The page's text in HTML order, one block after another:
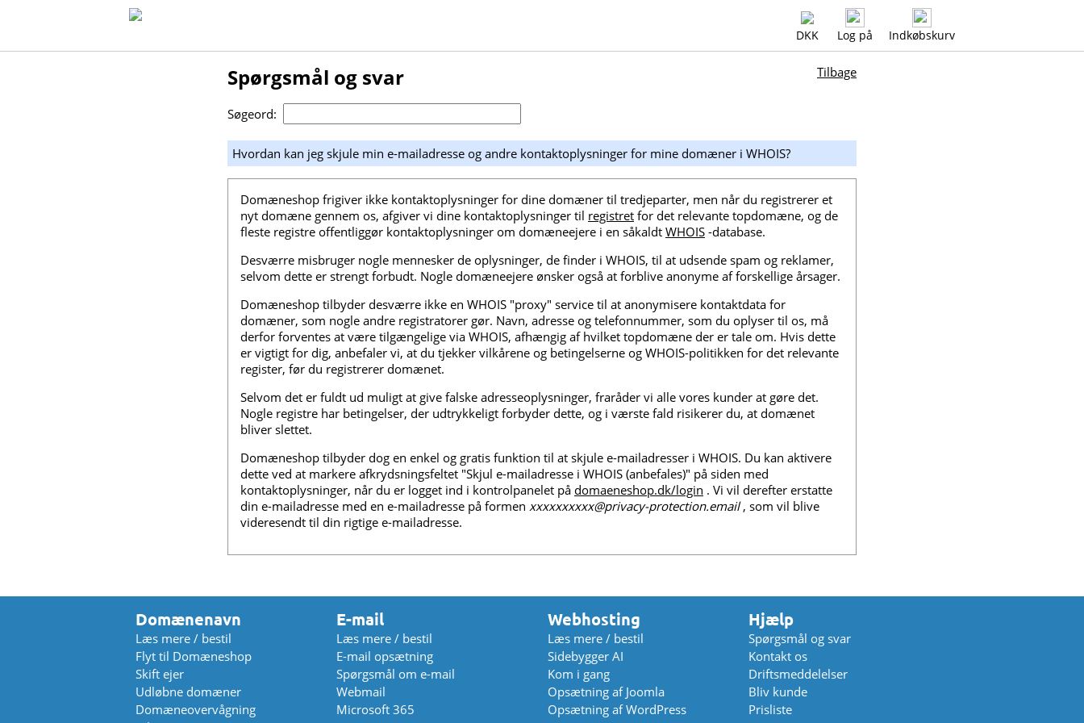
DKK Log på Indkøbskurv
Spørgsmål og svar Tilbage
Søgeord:
Hvordan kan jeg skjule min e-mailadresse og andre kontaktoplysninger for mine domæner i WHOIS?
Domæneshop frigiver ikke kontaktoplysninger for dine domæner til tredjeparter, men når du registrerer et
nyt domæne gennem os, afgiver vi dine kontaktoplysninger til registret for det relevante topdomæne, og de
fleste registre offentliggør kontaktoplysninger om domæneejere i en såkaldt WHOIS -database.
Desværre misbruger nogle mennesker de oplysninger, de finder i WHOIS, til at udsende spam og reklamer,
selvom dette er strengt forbudt. Nogle domæneejere ønsker også at forblive anonyme af forskellige årsager.
Domæneshop tilbyder desværre ikke en WHOIS "proxy" service til at anonymisere kontaktdata for
domæner, som nogle andre registratorer gør. Navn, adresse og telefonnummer, som du oplyser til os, må
derfor forventes at være tilgængelige via WHOIS, afhængig af hvilket topdomæne der er tale om. Hvis dette
er vigtigt for dig, anbefaler vi, at du tjekker vilkårene og betingelserne og WHOIS-politikken for det relevante
register, før du registrerer domænet.
Selvom det er fuldt ud muligt at give falske adresseoplysninger, fraråder vi alle vores kunder at gøre det.
Nogle registre har betingelser, der udtrykkeligt forbyder dette, og i værste fald risikerer du, at domænet
bliver slettet.
Domæneshop tilbyder dog en enkel og gratis funktion til at skjule e-mailadresser i WHOIS. Du kan aktivere
dette ved at markere afkrydsningsfeltet "Skjul e-mailadresse i WHOIS (anbefales)" på siden med
kontaktoplysninger, når du er logget ind i kontrolpanelet på domaeneshop.dk/login . Vi vil derefter erstatte
din e-mailadresse med en e-mailadresse på formen xxxxxxxxxx@privacy-protection.email, som vil blive
videresendt til din rigtige e-mailadresse.
Domænenavn
Læs mere / bestil
Flyt til Domæneshop
Skift ejer
Udløbne domæner
Domæneovervågning
E-mail
Læs mere / bestil
E-mail opsætning
Spørgsmål om e-mail
Webmail
Microsoft 365
Webhosting
Læs mere / bestil
Sidebygger AI
Kom i gang
Opsætning af Joomla
Opsætning af WordPress
Hjælp
Spørgsmål og svar
Kontakt os
Driftsmeddelelser
Bliv kunde
Prisliste